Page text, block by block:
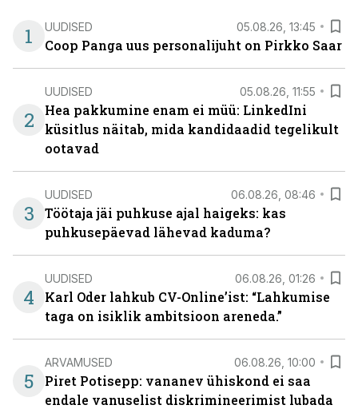
1
UUDISED 05.08.26, 13:45
Coop Panga uus personalijuht on Pirkko Saar
2
UUDISED 05.08.26, 11:55
Hea pakkumine enam ei müü: LinkedIni
küsitlus näitab, mida kandidaadid tegelikult
ootavad
3
UUDISED 06.08.26, 08:46
Töötaja jäi puhkuse ajal haigeks: kas
puhkusepäevad lähevad kaduma?
4
UUDISED 06.08.26, 01:26
Karl Oder lahkub CV-Online’ist: “Lahkumise
taga on isiklik ambitsioon areneda.”
5
ARVAMUSED 06.08.26, 10:00
Piret Potisepp: vananev ühiskond ei saa
endale vanuselist diskrimineerimist lubada